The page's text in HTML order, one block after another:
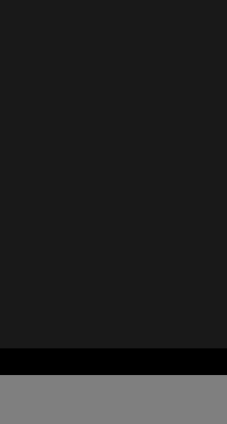
en nueva ventana)
nueva ventana)